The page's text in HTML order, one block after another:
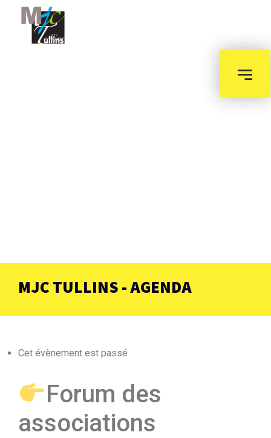
MJC TULLINS - AGENDA
Cet évènement est passé
Forum des
associations